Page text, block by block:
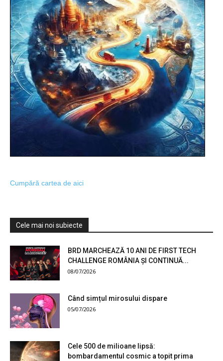
Cumpără cartea de aici
Cele mai noi subiecte
BRD MARCHEAZĂ 10 ANI DE FIRST TECH
CHALLENGE ROMÂNIA ȘI CONTINUĂ...
08/07/2026
Când simțul mirosului dispare
05/07/2026
Cele 500 de milioane lipsă:
bombardamentul cosmic a topit prima